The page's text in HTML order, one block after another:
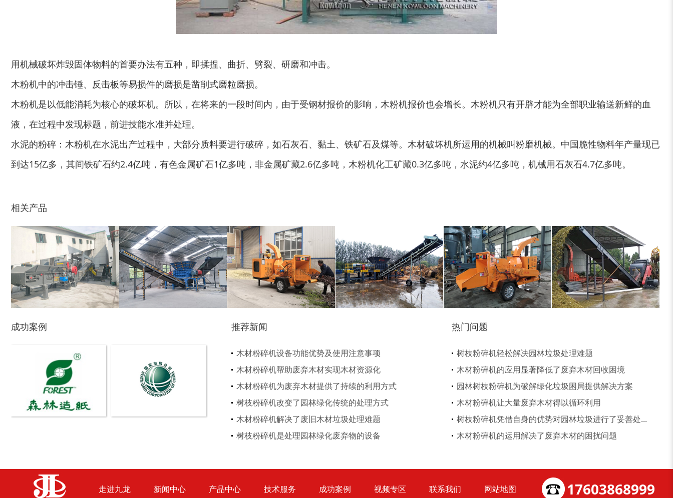
用机械破坏炸毁固体物料的首要办法有五种，即揉捏、曲折、劈裂、研磨和冲击。
木粉机中的冲击锤、反击板等易损件的磨损是凿削式磨粒磨损。
木粉机是以低能消耗为核心的破坏机。所以，在将来的一段时间内，由于受钢材报价的影响，木粉机报价也会增长。木粉机只有开辟才能为全部职业输送新鲜的血
液，在过程中发现标题，前进技能水准并处理。
水泥的粉碎：木粉机在水泥出产过程中，大部分质料要进行破碎，如石灰石、黏土、铁矿石及煤等。木材破坏机所运用的机械叫粉磨机械。中国脆性物料年产量现已
到达15亿多，其间铁矿石约2.4亿吨，有色金属矿石1亿多吨，非金属矿藏2.6亿多吨，木粉机化工矿藏0.3亿多吨，水泥约4亿多吨，机械用石灰石4.7亿多吨。
相关产品
木材切片机 大型木材粉碎机 圆盘破碎机 综合破碎机 大型稻草捆撕碎机... 金属撕碎机
废纸破碎机 双轴撕碎机 树枝粉碎机 稻草破碎机 切枝机 玉米秸秆粉碎机
生活垃圾处理设备... 工业固废处理设备... 木材削片机 金属破碎机
废钢破碎机 模板破碎机 装修垃圾处理设备... 废家电破碎机
成功案例 推荐新闻
木材粉碎机设备功能优势及使用注意事项
木材粉碎机帮助废弃木材实现木材资源化
木材粉碎机为废弃木材提供了持续的利用方式
树枝粉碎机改变了园林绿化传统的处理方式
木材粉碎机解决了废旧木材垃圾处理难题
树枝粉碎机是处理园林绿化废弃物的设备
热门问题
树枝粉碎机轻松解决园林垃圾处理难题
木材粉碎机的应用显著降低了废弃木材回收困境
园林树枝粉碎机为破解绿化垃圾困局提供解决方案
木材粉碎机让大量废弃木材得以循环利用
树枝粉碎机凭借自身的优势对园林垃圾进行了妥善处...
木材粉碎机的运用解决了废弃木材的困扰问题
走进九龙 新闻中心 产品中心 技术服务 成功案例 视频专区 联系我们 网站地图 17603868999